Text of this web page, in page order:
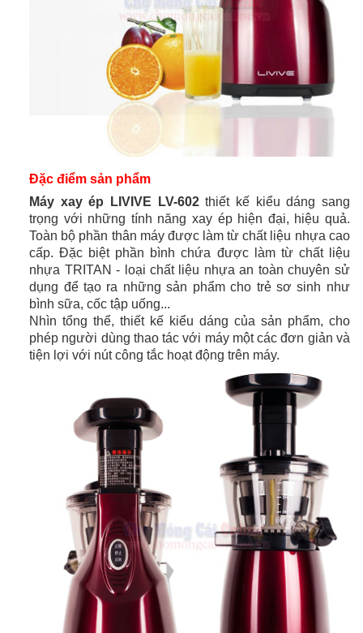
Đặc điểm sản phẩm
Máy xay ép LIVIVE LV-602thiết kế kiểu dáng sang
trọng với những tính năng xay ép hiện đại, hiệu quả.
Toàn bộ phần thân máy được làm từ chất liệu nhựa cao
cấp. Đặc biệt phần bình chứa được làm từ chất liệu
nhựa TRITAN - loại chất liệu nhựa an toàn chuyên sử
dụng để tạo ra những sản phẩm cho trẻ sơ sinh như
bình sữa, cốc tập uống...
Nhìn tổng thể, thiết kế kiểu dáng của sản phẩm, cho
phép người dùng thao tác với máy một các đơn giản và
tiện lợi với nút công tắc hoạt động trên máy.